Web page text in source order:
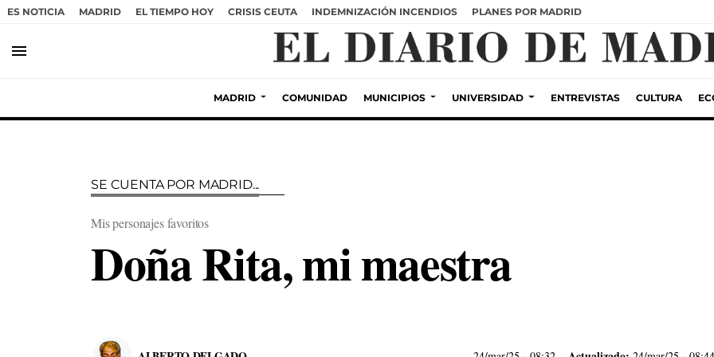
ES NOTICIA MADRID EL TIEMPO HOY CRISIS CEUTA INDEMNIZACIÓN INCENDIOS PLANES POR MADRID
menu
MADRID COMUNIDAD MUNICIPIOS UNIVERSIDAD ENTREVISTAS CULTURA
SE CUENTA POR MADRID...
Mis personajes favoritos
Doña Rita, mi maestra